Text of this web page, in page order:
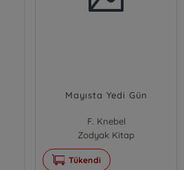
Mayısta Yedi Gün
F. Knebel
C. W. Bailey
F. Knebel;C. W. Bailey
Zodyak Kitap
Tükendi